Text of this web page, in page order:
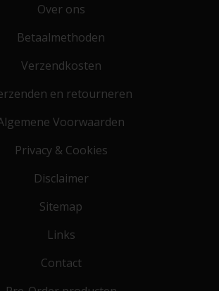
Over ons
Betaalmethoden
Verzendkosten
en retourneren
Voorwaarden
Privacy & Cookies
Disclaimer
Sitemap
Links
Contact